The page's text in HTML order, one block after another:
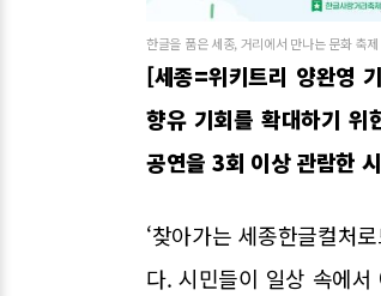
한글을 품은 세종, 거리에서 만나는 문화 축
[세종=위키트리 양완영
향유 기회를 확대하기 위
공연을 3회 이상 관람한
‘찾아가는 세종한글컬처
다. 시민들이 일상 속에